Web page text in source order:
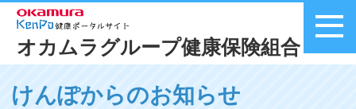
オカムラグループ健康保険組合
けんぽからのお知らせ